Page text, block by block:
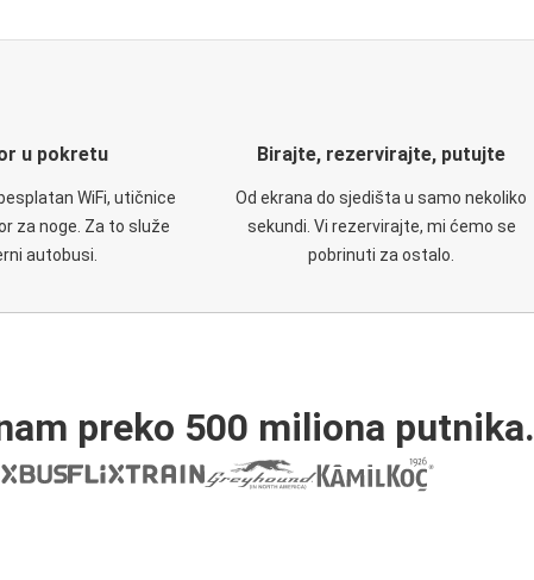
u pokretu
WiFi, utičnice
za noge. Za to služe
autobusi.
Birajte, rezervirajte, putujte
Od ekrana do sjedišta u samo nekoliko
sekundi. Vi rezervirajte, mi ćemo se
pobrinuti za ostalo.
preko 500 miliona putnika.